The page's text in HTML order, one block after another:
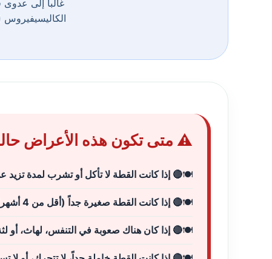
⚠️ متى تكون هذه الأعراض
🔴 إذا كانت القطة لا تأكل أو تشرب لمدة تزيد عن 24
🔴 إذا كانت القطة صغيرة جداً (أقل من 4 أشهر) أو كبيرة في السن
🔴 إذا كان هناك صعوبة في التنفس، لهاث، أو